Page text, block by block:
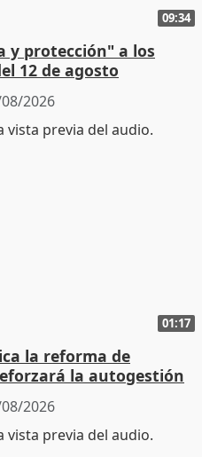
09:34
y protección" a los
12 de agosto
2026
01:17
la reforma de
la autogestión
2026